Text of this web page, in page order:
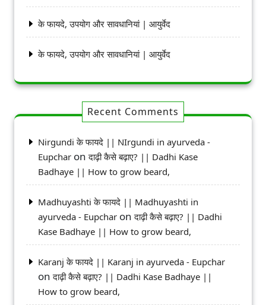
के फायदे, उपयोग और सावधानियां | आयुर्वेद
के फायदे, उपयोग और सावधानियां | आयुर्वेद
Recent Comments
Nirgundi के फायदे || NIrgundi in ayurveda -
Eupchar onदाढ़ी कैसे बढ़ाए? || Dadhi Kase
Badhaye || How to grow beard,
Madhuyashti के फायदे || Madhuyashti in
ayurveda - Eupchar onदाढ़ी कैसे बढ़ाए? || Dadhi
Kase Badhaye || How to grow beard,
Karanj के फायदे || Karanj in ayurveda - Eupchar
onदाढ़ी कैसे बढ़ाए? || Dadhi Kase Badhaye ||
How to grow beard,